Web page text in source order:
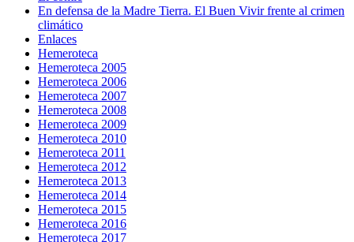
En defensa de la Madre Tierra. El Buen Vivir frente al crimen
climático
Enlaces
Hemeroteca
Hemeroteca 2005
Hemeroteca 2006
Hemeroteca 2007
Hemeroteca 2008
Hemeroteca 2009
Hemeroteca 2010
Hemeroteca 2011
Hemeroteca 2012
Hemeroteca 2013
Hemeroteca 2014
Hemeroteca 2015
Hemeroteca 2016
Hemeroteca 2017